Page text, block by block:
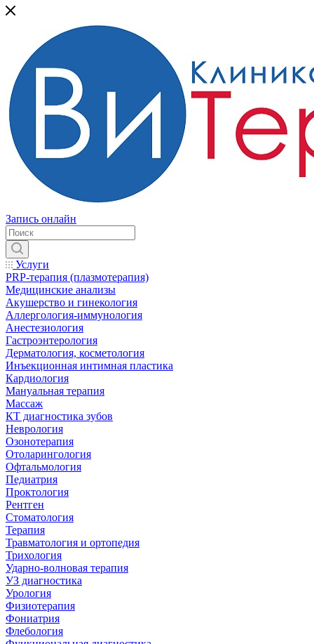
Запись онлайн
Услуги
PRP-терапия (плазмотерапия)
Медицинские анализы
Акушерство и гинекология
Аллергология-иммунология
Анестезиология
Гастроэнтерология
Дерматология, косметология
Инъекционная интимная пластика
Кардиология
Мануальная терапия
Массаж
КТ диагностика зубов
Неврология
Озонотерапия
Отоларингология
Офтальмология
Педиатрия
Проктология
Рентген
Стоматология
Терапия
Травматология и ортопедия
Трихология
Ударно-волновая терапия
УЗ диагностика
Урология
Физиотерапия
Фониатрия
Флебология